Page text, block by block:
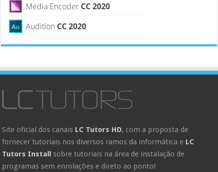
Media Encoder CC 2020
Audition CC 2020
Site oficial dos canais LC Tutors HD, com a proposta de
fornecer tutoriais nos diversos ramos da informática e LC
Tutors Install sobre tutoriais na área de instalação de
programas sem enrolações e direto ao ponto!